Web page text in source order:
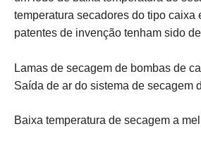
temperatura secadores do tipo
patentes de invenção tenham sido
Lamas de secagem de bombas de
Saída de ar do sistema de secagem
Baixa temperatura de secagem a